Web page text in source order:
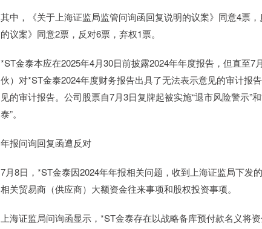
其中，《关于上海证监局监管问询函回复说明的议案》同意4票
的议案》同意2票，反对6票，弃权1票。
*ST金泰本应在2025年4月30日前披露2024年年度报告，但直至
伙）对*ST金泰2024年度财务报告出具了无法表示意见的审计报
见的审计报告。公司股票自7月3日复牌起被实施“退市风险警示”
泰”。
年报问询回复函遭反对
7月8日，*ST金泰因2024年年报相关问题，收到上海证监局下发
相关贸易商（供应商）大额资金往来事项和股权投资事项。
上海证监局问询函显示，*ST金泰存在以战略备库预付款名义将